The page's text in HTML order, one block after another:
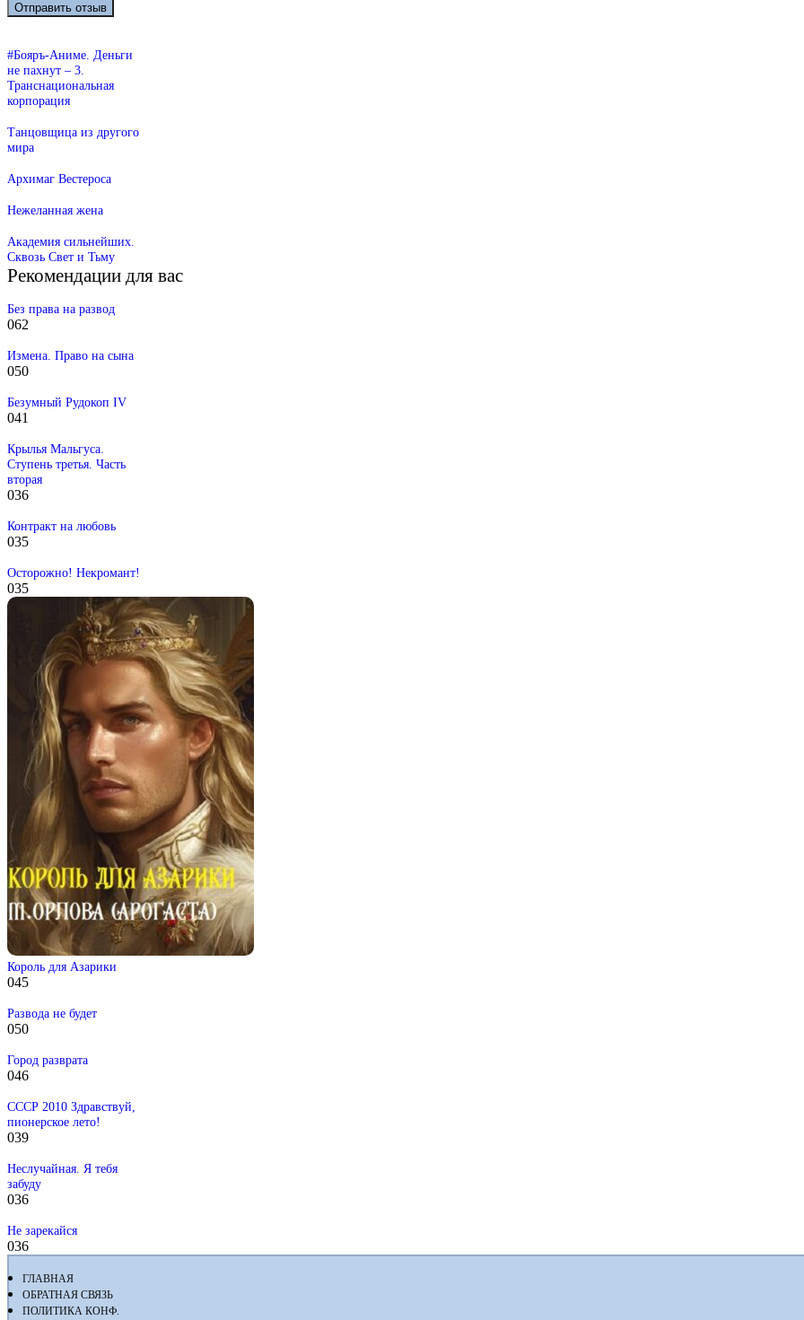
#Бояръ-Аниме. Деньги
не пахнут – 3.
Транснациональная
корпорация
Танцовщица из другого
мира
Архимаг Вестероса
Нежеланная жена
Академия сильнейших.
Сквозь Свет и Тьму
Рекомендации для вас
Без права на развод
062
Измена. Право на сына
050
Безумный Рудокоп IV
041
Крылья Мальгуса.
Ступень третья. Часть
вторая
036
Контракт на любовь
035
Осторожно! Некромант!
035
Король для Азарики
045
Развода не будет
050
Город разврата
046
СССР 2010 Здравствуй,
пионерское лето!
039
Неслучайная. Я тебя
забуду
036
Не зарекайся
036
ГЛАВНАЯ
ОБРАТНАЯ СВЯЗЬ
ПОЛИТИКА КОНФ.